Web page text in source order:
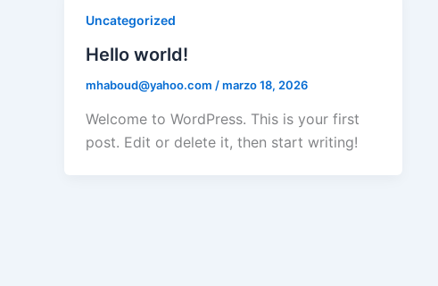
Uncategorized
Hello world!
mhaboud@yahoo.com /marzo 18, 2026
Welcome to WordPress. This is your first
post. Edit or delete it, then start writing!